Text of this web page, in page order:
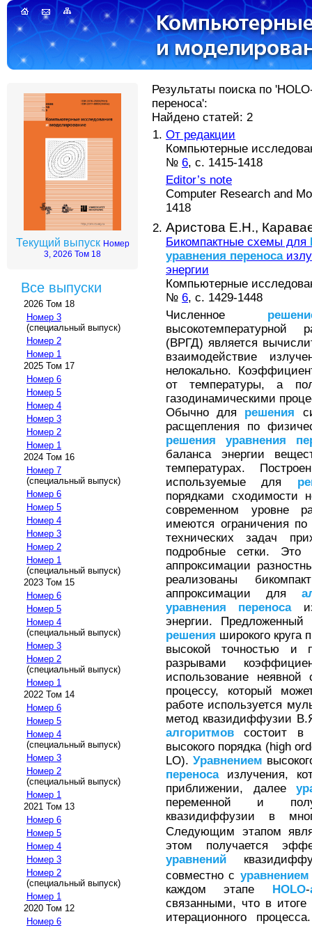
Текущий выпуск Номер
3, 2026 Том 18
Все выпуски
2026 Том 18
Номер 3
(специальный выпуск)
Номер 2
Номер 1
2025 Том 17
Номер 6
Номер 5
Номер 4
Номер 3
Номер 2
Номер 1
2024 Том 16
Номер 7
(специальный выпуск)
Номер 6
Номер 5
Номер 4
Номер 3
Номер 2
Номер 1
(специальный выпуск)
2023 Том 15
Номер 6
Номер 5
Номер 4
(специальный выпуск)
Номер 3
Номер 2
(специальный выпуск)
Номер 1
2022 Том 14
Номер 6
Номер 5
Номер 4
(специальный выпуск)
Номер 3
Номер 2
(специальный выпуск)
Номер 1
2021 Том 13
Номер 6
Номер 5
Номер 4
Номер 3
Номер 2
(специальный выпуск)
Номер 1
2020 Том 12
Номер 6
Результаты поиска по
переноса':
Найдено статей: 2
От редакции
Компьютерные
№ 6, с. 1415-1418
Editor’s note
Computer Research and
1418
Аристова Е.Н.,
Бикомпактные схемы для
уравнения переноса
энергии
Компьютерные
№ 6, с. 1429-1448
Численное
высокотемпературной
(ВРГД) является
взаимодействие
нелокально.
от температуры, а
газодинамическими
Обычно для решения
расщепления по
решения
уравнения
баланса энергии
температурах.
используемые для
порядками сходимости
современном уровне
имеются ограничения
технических задач
подробные сетки. Это
аппроксимации
реализованы
аппроксимации для
уравнения
переноса
энергии.
решения широкого круга
высокой точностью и
разрывами
использование
процессу, который
работе используется
метод квазидиффузии
алгоритмов состоит в
высокого порядка (high
LO). Уравнением
переносаизлучения,
приближении, далее
переменной и
квазидиффузии в
Следующим этапом
этом получается
уравнений
совместно с уравнением
каждом этапе HOLO-
связанными, что в
итерационного